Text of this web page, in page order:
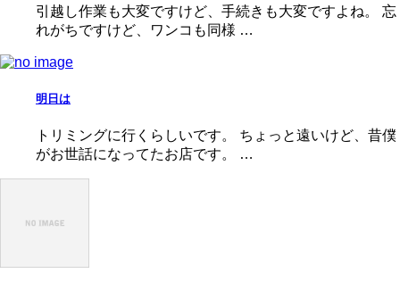
引越し作業も大変ですけど、手続きも大変ですよね。 忘
れがちですけど、ワンコも同様 …
明日は
トリミングに行くらしいです。 ちょっと遠いけど、昔僕
がお世話になってたお店です。 …